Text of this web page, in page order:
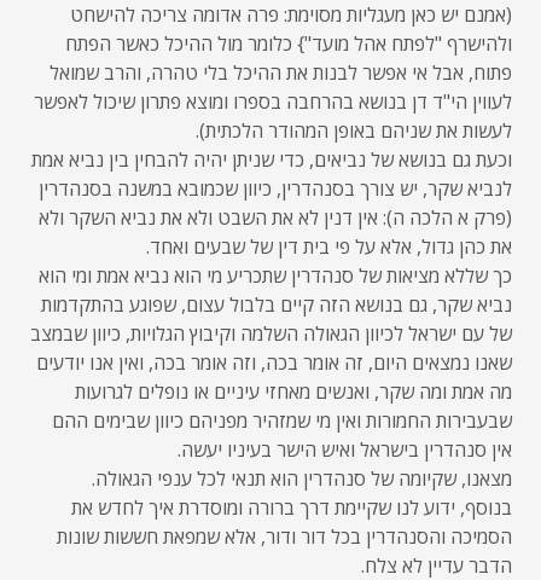
(אמנם יש כאן מעגליות מסוימת: פרה אדומה צריכה להישחט
ולהישרף "לפתח אהל מועד"} כלומר מול ההיכל כאשר הפתח
פתוח, אבל אי אפשר לבנות את ההיכל בלי טהרה, והרב שמואל
לעווין הי"ד דן בנושא בהרחבה בספרו ומוצא פתרון שיכול לאפשר
לעשות את שניהם באופן המהודר הלכתית).
וכעת גם בנושא של נביאים, כדי שניתן יהיה להבחין בין נביא אמת
לנביא שקר, יש צורך בסנהדרין, כיוון שכמובא במשנה בסנהדרין
(פרק א הלכה ה): אין דנין לא את השבט ולא את נביא השקר ולא
את כהן גדול, אלא על פי בית דין של שבעים ואחד.
כך שללא מציאות של סנהדרין שתכריע מי הוא נביא אמת ומי הוא
נביא שקר, גם בנושא הזה קיים בלבול עצום, שפוגע בהתקדמות
של עם ישראל לכיוון הגאולה השלמה וקיבוץ הגלויות, כיוון שבמצב
שאנו נמצאים היום, זה אומר בכה, וזה אומר בכה, ואין אנו יודעים
מה אמת ומה שקר, ואנשים מאחזי עיניים או נופלים לגרועות
שבעבירות החמורות ואין מי שמזהיר מפניהם כיוון שבימים ההם
אין סנהדרין בישראל ואיש הישר בעיניו יעשה.
מצאנו, שקיומה של סנהדרין הוא תנאי לכל ענפי הגאולה.
בנוסף, ידוע לנו שקיימת דרך ברורה ומוסדרת איך לחדש את
הסמיכה והסנהדרין בכל דור ודור, אלא שמפאת חששות שונות
הדבר עדיין לא צלח.